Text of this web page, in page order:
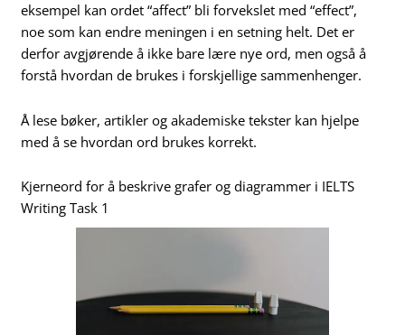
eksempel kan ordet “affect” bli forvekslet med “effect”,
noe som kan endre meningen i en setning helt. Det er
derfor avgjørende å ikke bare lære nye ord, men også å
forstå hvordan de brukes i forskjellige sammenhenger.
Å lese bøker, artikler og akademiske tekster kan hjelpe
med å se hvordan ord brukes korrekt.
Kjerneord for å beskrive grafer og diagrammer i IELTS
Writing Task 1